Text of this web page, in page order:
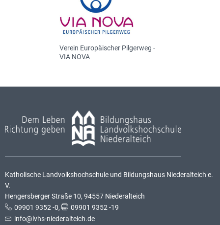
Verein Europäischer Pilgerweg -
VIA NOVA
Katholische Landvolkshochschule und Bildungshaus Niederalteich e.
V.
Hengersberger Straße 10, 94557 Niederalteich
09901 9352 -0,
09901 9352 -19
info@lvhs-niederalteich.de